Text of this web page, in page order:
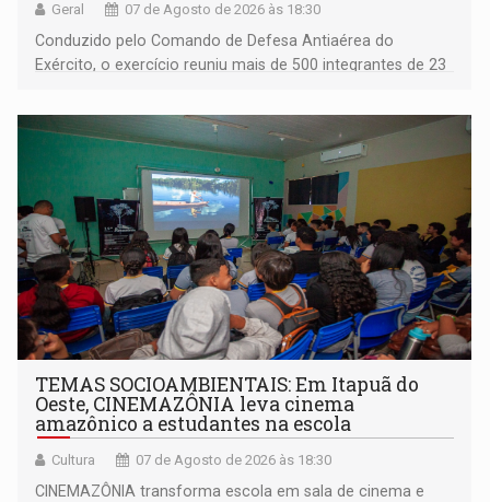
Geral 07 de Agosto de 2026 às 18:30
Conduzido pelo Comando de Defesa Antiaérea do
Exército, o exercício reuniu mais de 500 integrantes de 23
TEMAS SOCIOAMBIENTAIS: Em Itapuã do
Oeste, CINEMAZÔNIA leva cinema
amazônico a estudantes na escola
Cultura 07 de Agosto de 2026 às 18:30
CINEMAZÔNIA transforma escola em sala de cinema e